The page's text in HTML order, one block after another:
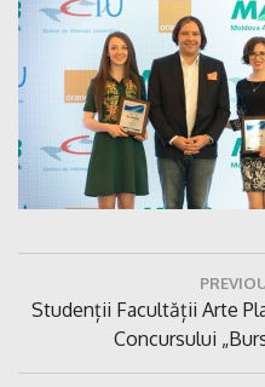
articole
Previous
Studenții Facultății Arte
Concursului